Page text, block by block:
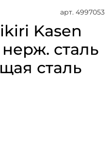
арт. 4997053
Kasen
сталь
сталь